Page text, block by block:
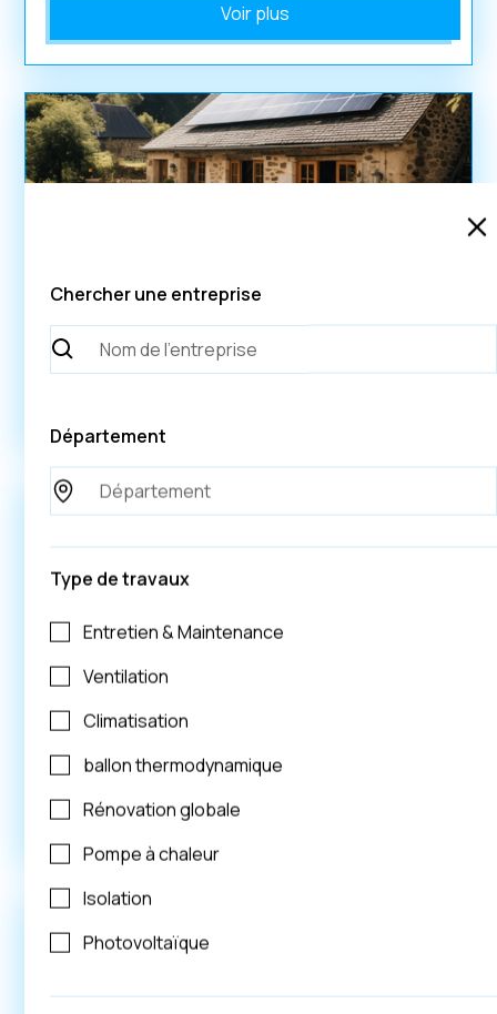
Chercher une entreprise
Département
Type de travaux
Entretien & Maintenance
Ventilation
Climatisation
ballon thermodynamique
Rénovation globale
Pompe à chaleur
Isolation
Photovoltaïque
Voir plus
Bouches-du-Rhône
Photovoltaïque
Pompe à chaleur
Eco NRJ
Présence nationale
Climatisation
Photovoltaïque
Voir plus